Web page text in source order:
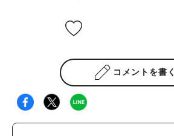
コメントを書く